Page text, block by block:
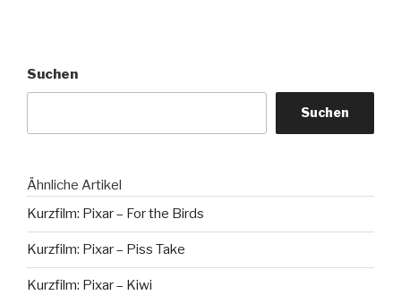
Suchen
Suchen
Ähnliche Artikel
Kurzfilm: Pixar – For the Birds
Kurzfilm: Pixar – Piss Take
Kurzfilm: Pixar – Kiwi